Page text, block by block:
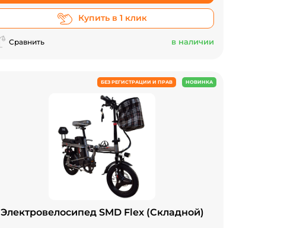
Купить в 1 клик
Сравнить в наличии
БЕЗ РЕГИСТРАЦИИ И ПРАВ НОВИНКА
Электровелосипед SMD Flex (Складной)